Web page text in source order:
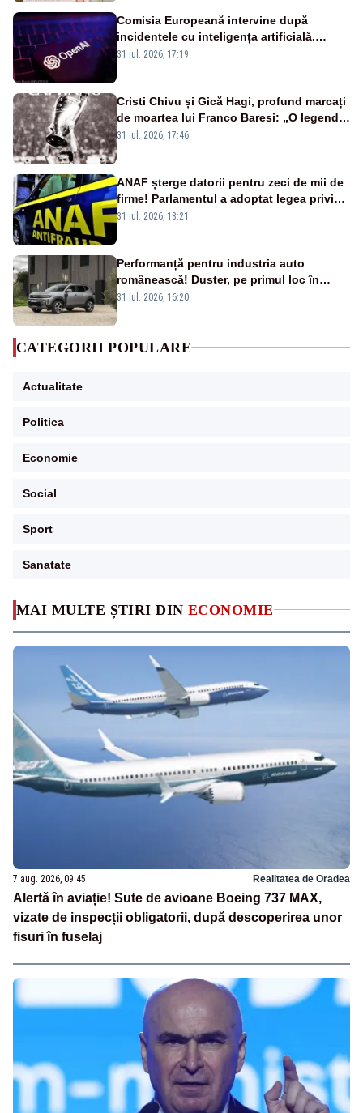
MAI MULTE ȘTIRI DIN ECONOMIE
7 aug. 2026, 09:45 Realitatea de Oradea
Alertă în aviație! Sute de avioane Boeing 737 MAX,
vizate de inspecții obligatorii, după descoperirea unor
fisuri în fuselaj
Comisia Europeană intervine după
incidentele cu inteligența artificială.
OpenAI și Anthropic, vizate
31 iul. 2026, 17:19
Cristi Chivu și Gică Hagi, profund marcați
de moartea lui Franco Baresi: „O legendă
a fotbalului mondial”
31 iul. 2026, 17:46
ANAF șterge datorii pentru zeci de mii de
firme! Parlamentul a adoptat legea privind
amnistia fiscală
31 iul. 2026, 18:21
Performanță pentru industria auto
românească! Duster, pe primul loc în
topul vânzărilor din Ucraina
31 iul. 2026, 16:20
CATEGORII POPULARE
Actualitate
Politica
Economie
Social
Sport
Sanatate